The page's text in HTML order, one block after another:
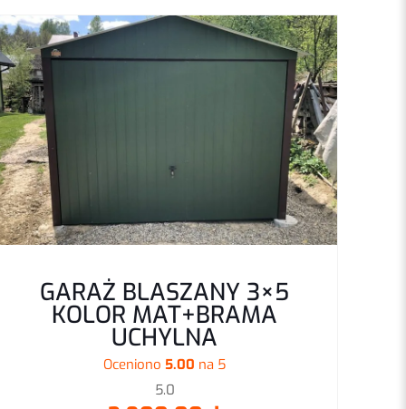
drewnopodobna
moje dane w tej
pisania
GARAŻ BLASZANY 3×5
KOLOR MAT+BRAMA
UCHYLNA
Oceniono5.00 na 5
5.0